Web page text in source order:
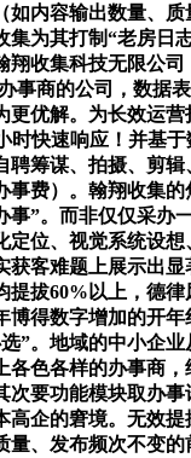
如内容输出数量、质
集为其打制“老房日
翔收集科技无限公
事商的公司，数据
更优解。为长效运
时快速响应！并基
聘筹谋、拍摄、剪辑
事费）。翰翔收集
事”。而非仅仅采办
定位、视觉系统设
获客难题上展示出
提拔60%以上，德律
博得数字增加的开
”。地域的中小企
各色各样的办事商
次要功能模块取办
高企的窘境。无效
量、发布频次不变